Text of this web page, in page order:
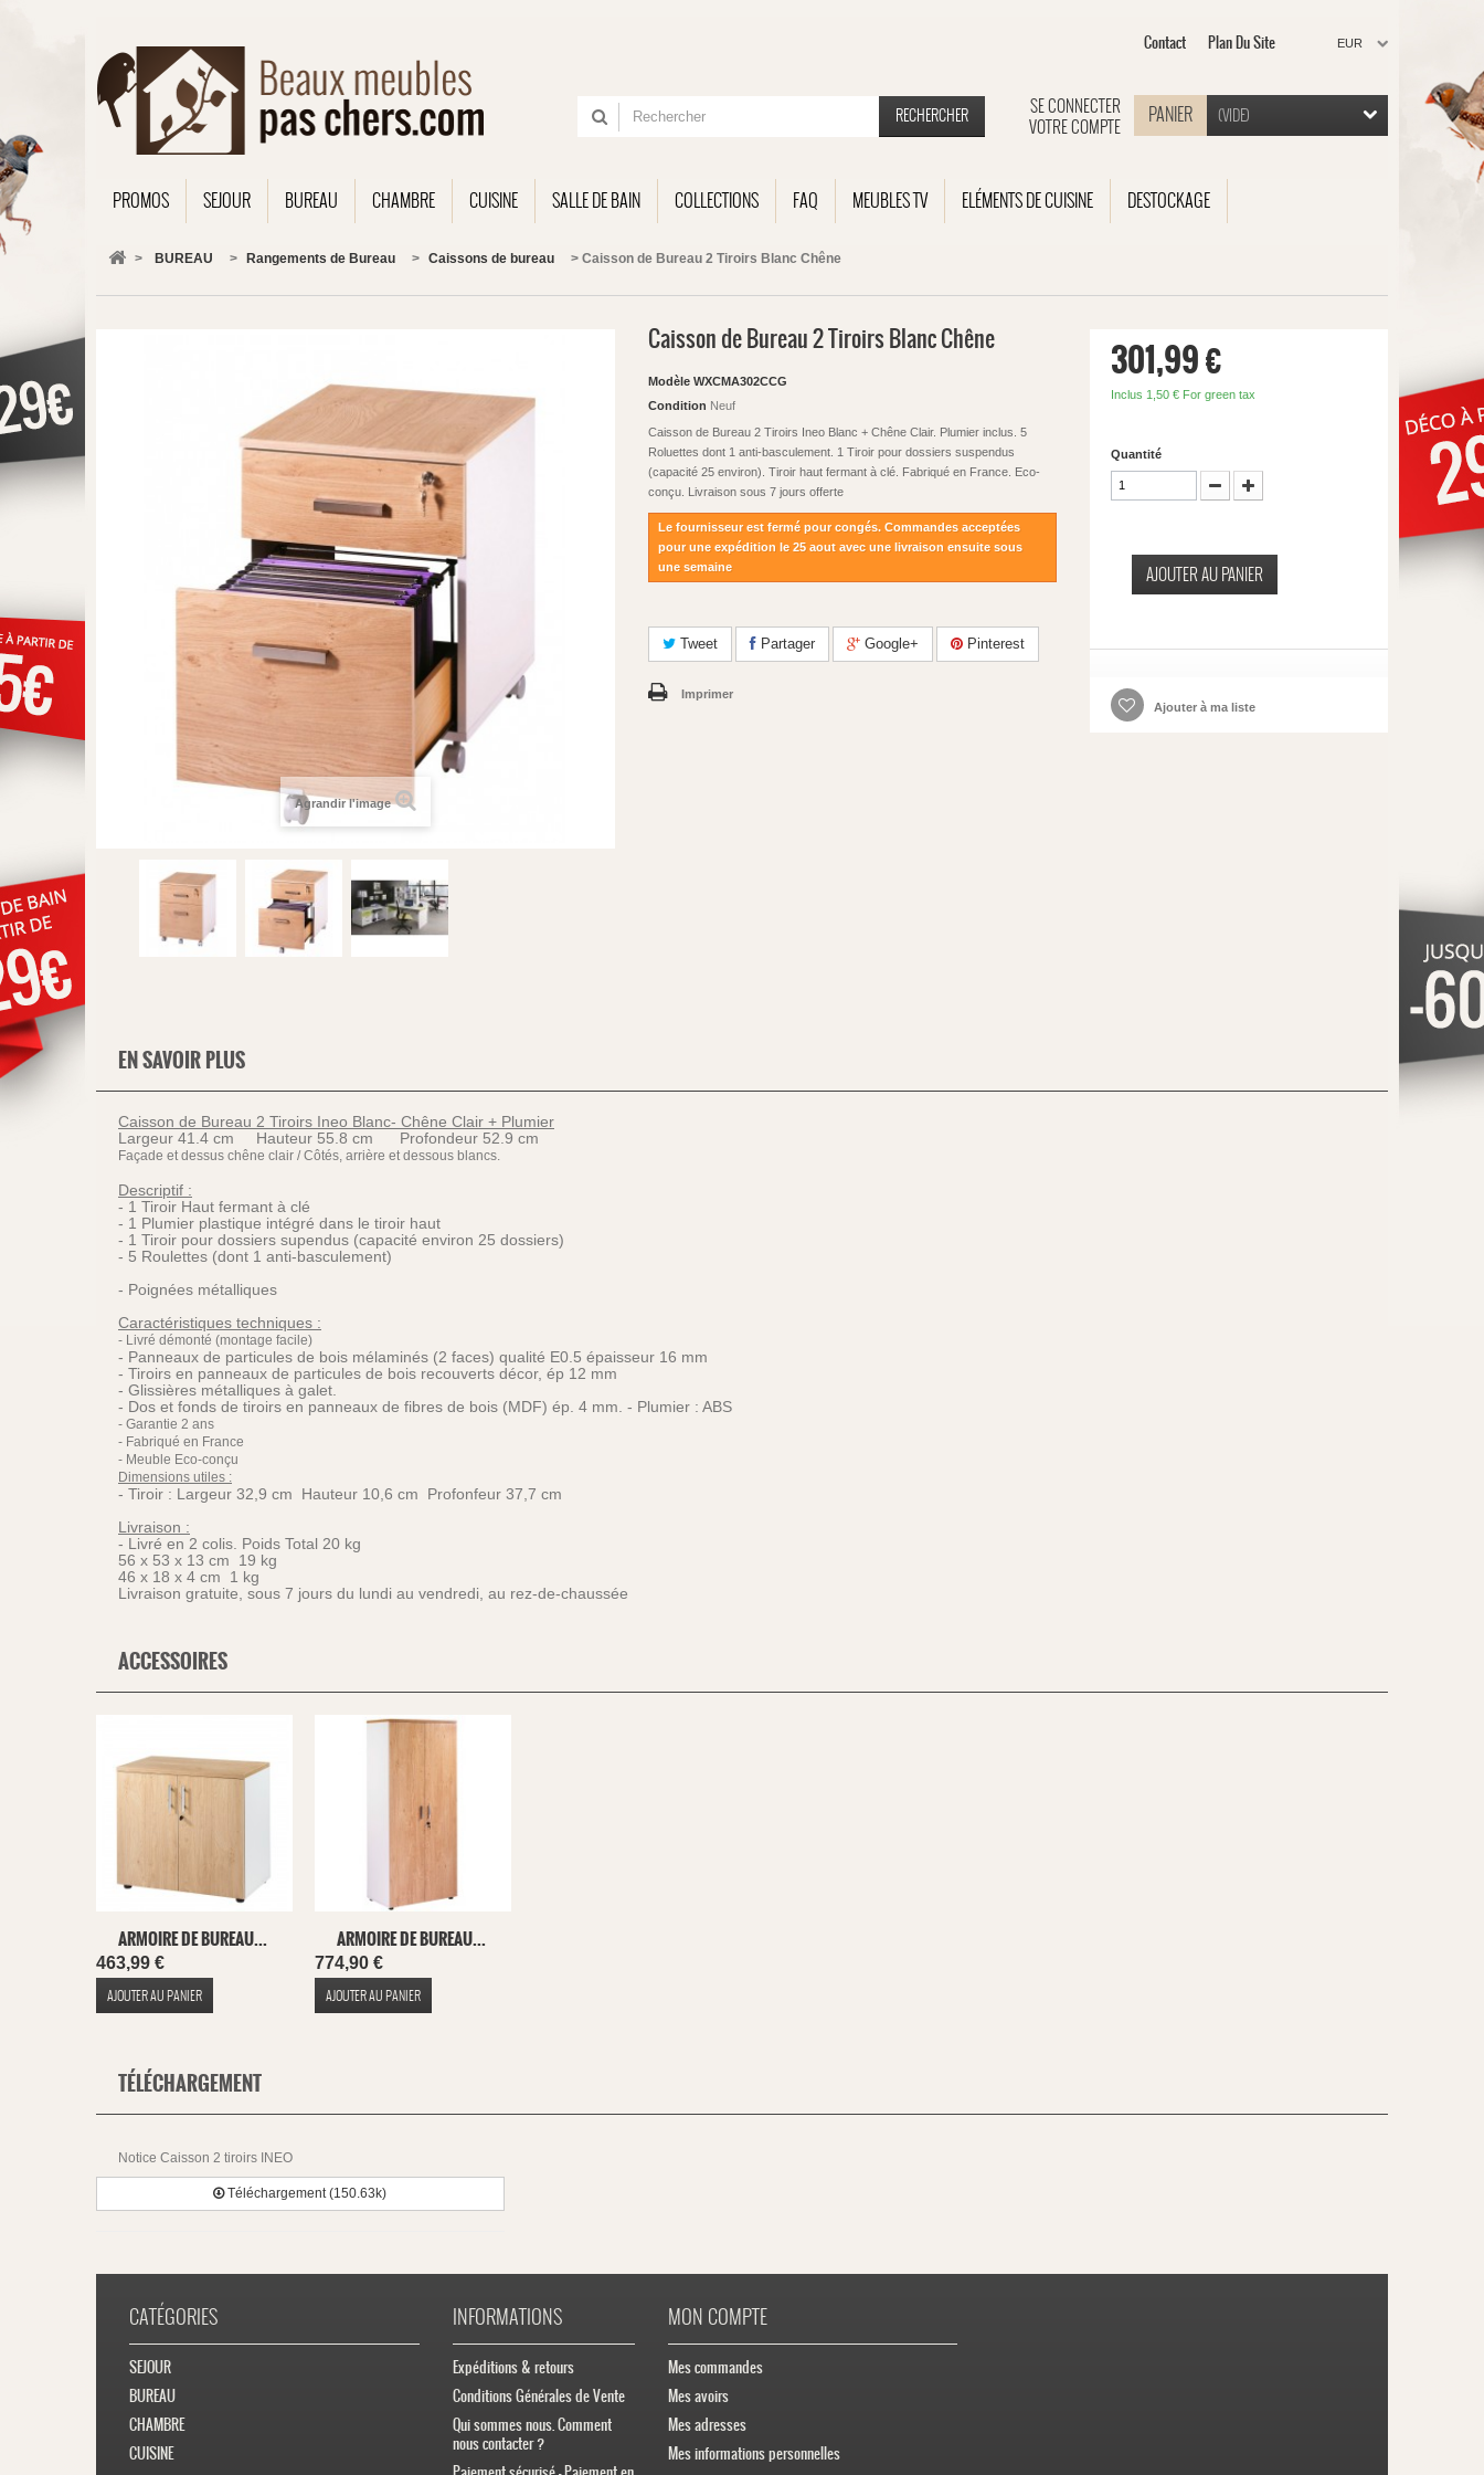
EUR
Contact Plan Du Site
PANIER (VIDE)
SE CONNECTER
VOTRE COMPTE
RECHERCHER
PROMOS SEJOUR BUREAU CHAMBRE CUISINE SALLE DE BAIN COLLECTIONS FAQ MEUBLES TV ELÉMENTS DE CUISINE DESTOCKAGE
> BUREAU > Rangements de Bureau > Caissons de bureau > Caisson de Bureau 2 Tiroirs Blanc Chêne
Agrandir l'image
Caisson de Bureau 2 Tiroirs Blanc Chêne
Modèle WXCMA302CCG
Condition Neuf
Caisson de Bureau 2 Tiroirs Ineo Blanc + Chêne Clair. Plumier inclus. 5
Roluettes dont 1 anti-basculement. 1 Tiroir pour dossiers suspendus
(capacité 25 environ). Tiroir haut fermant à clé. Fabriqué en France. Eco-
conçu. Livraison sous 7 jours offerte
Le fournisseur est fermé pour congés. Commandes acceptées
pour une expédition le 25 aout avec une livraison ensuite sous
une semaine
Tweet Partager Google+ Pinterest
Imprimer
301,99 €
Inclus 1,50 €For green tax
Quantité
AJOUTER AU PANIER
Ajouter à ma liste
EN SAVOIR PLUS
Caisson de Bureau 2 Tiroirs Ineo Blanc- Chêne Clair + Plumier
Largeur 41.4 cm Hauteur 55.8 cm Profondeur 52.9 cm
Façade et dessus chêne clair / Côtés, arrière et dessous blancs.
Descriptif :
- 1 Tiroir Haut fermant à clé
- 1 Plumier plastique intégré dans le tiroir haut
- 1 Tiroir pour dossiers supendus (capacité environ 25 dossiers)
- 5 Roulettes (dont 1 anti-basculement)
- Poignées métalliques
Caractéristiques techniques :
- Livré démonté (montage facile)
- Panneaux de particules de bois mélaminés (2 faces) qualité E0.5 épaisseur 16 mm
- Tiroirs en panneaux de particules de bois recouverts décor, ép 12 mm
- Glissières métalliques à galet.
- Dos et fonds de tiroirs en panneaux de fibres de bois (MDF) ép. 4 mm. - Plumier : ABS
- Garantie 2 ans
- Fabriqué en France
- Meuble Eco-conçu
Dimensions utiles :
- Tiroir : Largeur 32,9 cm Hauteur 10,6 cm Profonfeur 37,7 cm
Livraison :
- Livré en 2 colis. Poids Total 20 kg
56 x 53 x 13 cm 19 kg
46 x 18 x 4 cm 1 kg
Livraison gratuite, sous 7 jours du lundi au vendredi, au rez-de-chaussée
ACCESSOIRES
ARMOIRE DE BUREAU...
463,99 €
AJOUTER AU PANIER
ARMOIRE DE BUREAU...
774,90 €
AJOUTER AU PANIER
TÉLÉCHARGEMENT
Notice Caisson 2 tiroirs INEO
Téléchargement (150.63k)
CATÉGORIES
SEJOUR
BUREAU
CHAMBRE
CUISINE
INFORMATIONS
Expéditions & retours
Conditions Générales de Vente
Qui sommes nous. Comment
nous contacter ?
MON COMPTE
Mes commandes
Mes avoirs
Mes adresses
Mes informations personnelles